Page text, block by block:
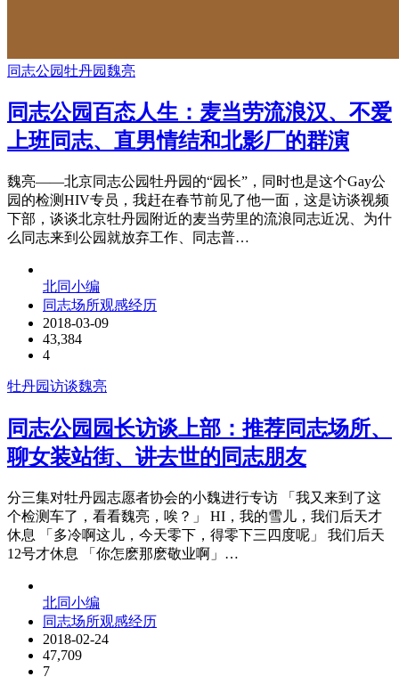
同志公园牡丹园魏亮
同志公园百态人生：麦当劳流浪汉、不爱
上班同志、直男情结和北影厂的群演
魏亮——北京同志公园牡丹园的“园长”，同时也是这个Gay公
园的检测HIV专员，我赶在春节前见了他一面，这是访谈视频
下部，谈谈北京牡丹园附近的麦当劳里的流浪同志近况、为什
么同志来到公园就放弃工作、同志普…
北同小编
同志场所观感经历
2018-03-09
43,384
4
牡丹园访谈魏亮
同志公园园长访谈上部：推荐同志场所、
聊女装站街、讲去世的同志朋友
分三集对牡丹园志愿者协会的小魏进行专访 「我又来到了这
个检测车了，看看魏亮，唉？」 HI，我的雪儿，我们后天才
休息 「多冷啊这儿，今天零下，得零下三四度呢」 我们后天
12号才休息 「你怎麽那麽敬业啊」…
北同小编
同志场所观感经历
2018-02-24
47,709
7